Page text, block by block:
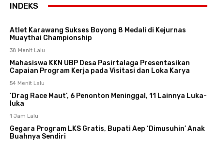
INDEKS
Atlet Karawang Sukses Boyong 8 Medali di Kejurnas
Muaythai Championship
38 Menit Lalu
Mahasiswa KKN UBP Desa Pasirtalaga Presentasikan
Capaian Program Kerja pada Visitasi dan Loka Karya
54 Menit Lalu
‘Drag Race Maut’, 6 Penonton Meninggal, 11 Lainnya Luka-
luka
1 Jam Lalu
Gegara Program LKS Gratis, Bupati Aep ‘Dimusuhin’ Anak
Buahnya Sendiri